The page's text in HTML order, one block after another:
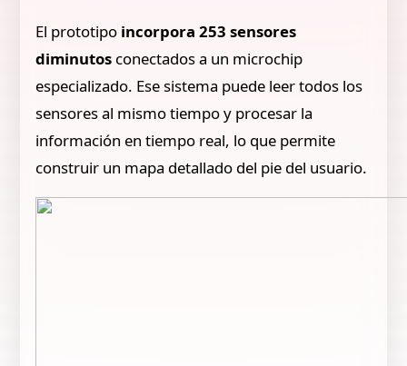
El prototipo incorpora 253 sensores
diminutos conectados a un microchip
especializado. Ese sistema puede leer todos los
sensores al mismo tiempo y procesar la
información en tiempo real, lo que permite
construir un mapa detallado del pie del usuario.